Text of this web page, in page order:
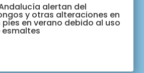
alertan del
y otras alteraciones en
en verano debido al uso